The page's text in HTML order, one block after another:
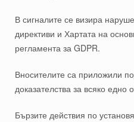
В сигналите се визира
директиви и Хартата на
регламента за GDPR.
Вносителите са приложили
доказателства за всяко едно
Бързите действия по